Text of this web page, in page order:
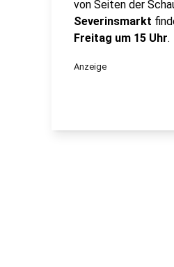
von Seiten der
Severinsmarkt
Freitag um 15 Uhr.
Anzeige